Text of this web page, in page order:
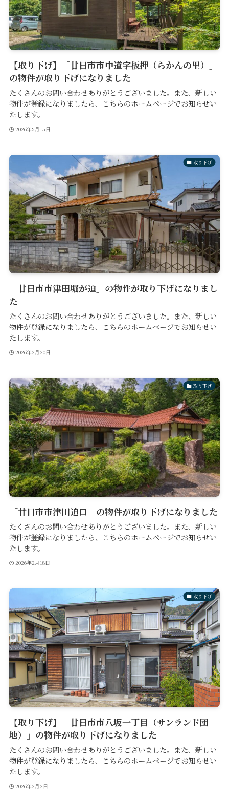
【取り下げ】「廿日市市中道字板押（らかんの里）」
の物件が取り下げになりました
たくさんのお問い合わせありがとうございました。また、新しい
物件が登録になりましたら、こちらのホームページでお知らせい
たします。
2026年5月15日
取り下げ
「廿日市市津田堀が迫」の物件が取り下げになりまし
た
たくさんのお問い合わせありがとうございました。また、新しい
物件が登録になりましたら、こちらのホームページでお知らせい
たします。
2026年2月20日
取り下げ
「廿日市市津田迫口」の物件が取り下げになりました
たくさんのお問い合わせありがとうございました。また、新しい
物件が登録になりましたら、こちらのホームページでお知らせい
たします。
2026年2月18日
取り下げ
【取り下げ】「廿日市市八坂一丁目（サンランド団
地）」の物件が取り下げになりました
たくさんのお問い合わせありがとうございました。また、新しい
物件が登録になりましたら、こちらのホームページでお知らせい
たします。
2026年2月2日